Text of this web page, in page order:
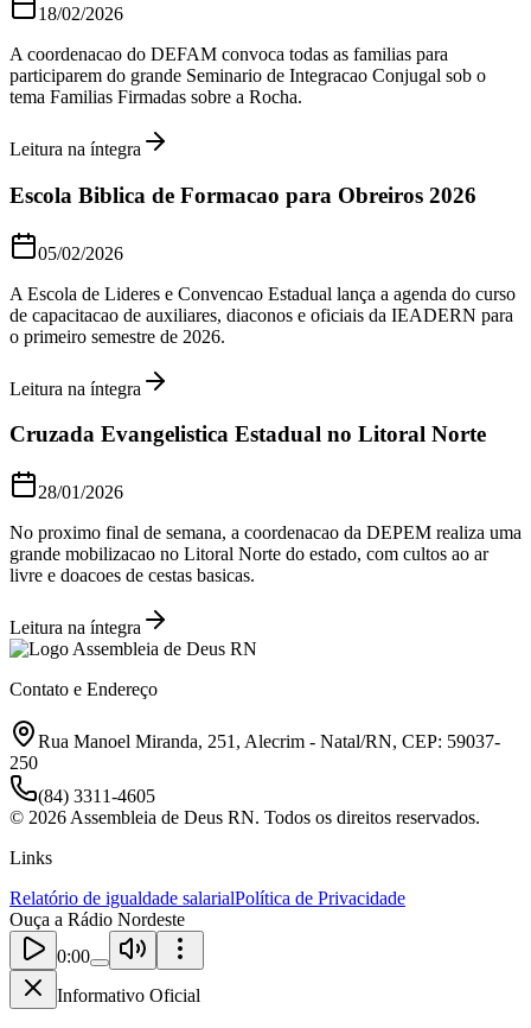
18/02/2026
A coordenacao do DEFAM convoca todas as familias para
participarem do grande Seminario de Integracao Conjugal sob o
tema Familias Firmadas sobre a Rocha.
Leitura na íntegra
Escola Biblica de Formacao para Obreiros 2026
05/02/2026
A Escola de Lideres e Convencao Estadual lança a agenda do curso
de capacitacao de auxiliares, diaconos e oficiais da IEADERN para
o primeiro semestre de 2026.
Leitura na íntegra
Cruzada Evangelistica Estadual no Litoral Norte
28/01/2026
No proximo final de semana, a coordenacao da DEPEM realiza uma
grande mobilizacao no Litoral Norte do estado, com cultos ao ar
livre e doacoes de cestas basicas.
Leitura na íntegra
Contato e Endereço
Rua Manoel Miranda, 251, Alecrim - Natal/RN, CEP: 59037-
250
(84) 3311-4605
© 2026 Assembleia de Deus RN. Todos os direitos reservados.
Links
Relatório de igualdade salarialPolítica de Privacidade
Ouça a Rádio Nordeste
0:00
Informativo Oficial